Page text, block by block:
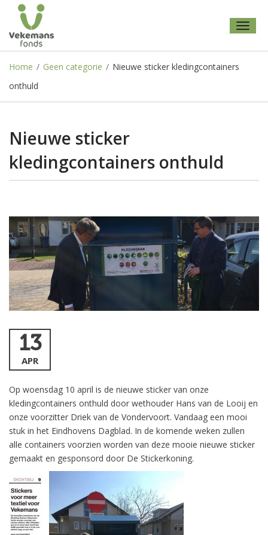
Home / Geen categorie / Nieuwe sticker kledingcontainers
onthuld
Nieuwe sticker
kledingcontainers onthuld
13
APR
Op woensdag 10 april is de nieuwe sticker van onze
kledingcontainers onthuld door wethouder Hans van de Looij en
onze voorzitter Driek van de Vondervoort. Vandaag een mooi
stuk in het Eindhovens Dagblad. In de komende weken zullen
alle containers voorzien worden van deze mooie nieuwe sticker
gemaakt en gesponsord door De Stickerkoning.